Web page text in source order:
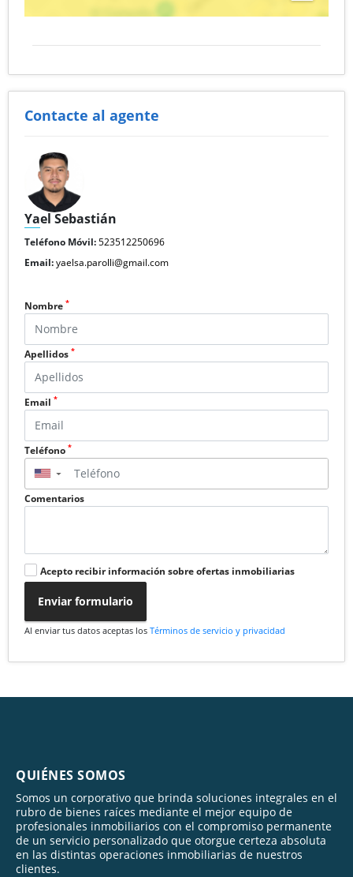
Contacte al agente
Yael Sebastián
Teléfono Móvil:523512250696
Email:yaelsa.parolli@gmail.com
Nombre *
Apellidos *
Email *
Teléfono *
▼
Comentarios
Acepto recibir información sobre ofertas inmobiliarias
Enviar formulario
Al enviar tus datos aceptas los Términos de servicio y privacidad
QUIÉNES SOMOS
Somos un corporativo que brinda soluciones integrales en el
rubro de bienes raíces mediante el mejor equipo de
profesionales inmobiliarios con el compromiso permanente
de un servicio personalizado que otorgue certeza absoluta
en las distintas operaciones inmobiliarias de nuestros
clientes.